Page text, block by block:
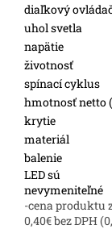
diaľkový
uhol svetla
napätie
životnosť
spínací cyklus
hmotnosť netto
krytie
materiál
balenie
LED sú
nevymeniteľné
-cena produktu
0,40€ bez DPH